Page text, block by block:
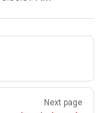
Next page